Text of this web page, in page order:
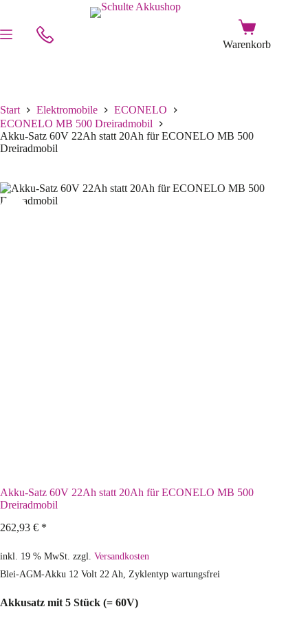
Start Elektromobile
ECONELO
ECONELO MB 500 Dreiradmobil
Akku-Satz 60V 22Ah statt 20Ah für ECONELO MB 500
Dreiradmobil
Akku-Satz 60V 22Ah statt 20Ah für ECONELO MB 500
Dreiradmobil
262,93 € *
inkl. 19 % MwSt. zzgl. Versandkosten
Blei-AGM-Akku 12 Volt 22 Ah, Zyklentyp wartungsfrei
Akkusatz mit 5 Stück (= 60V)